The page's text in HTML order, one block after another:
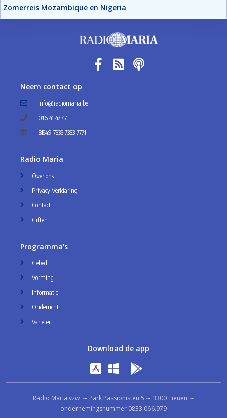
Zomerreis Mozambique en Nigeria
Neem contact op
info@radiomaria.be
016 41 47 47
BE49 7333 7333 7771
Radio Maria
Over ons
Privacy Verklaring
Contact
Giften
Programma's
Gebed
Vorming
Informatie
Onderricht
Variëteit
Download de app
Radio Maria vzw ∼ Park Passionisten 5 ∼ 3300 Tienen ∼
ondernemingsnummer 0833.066.979